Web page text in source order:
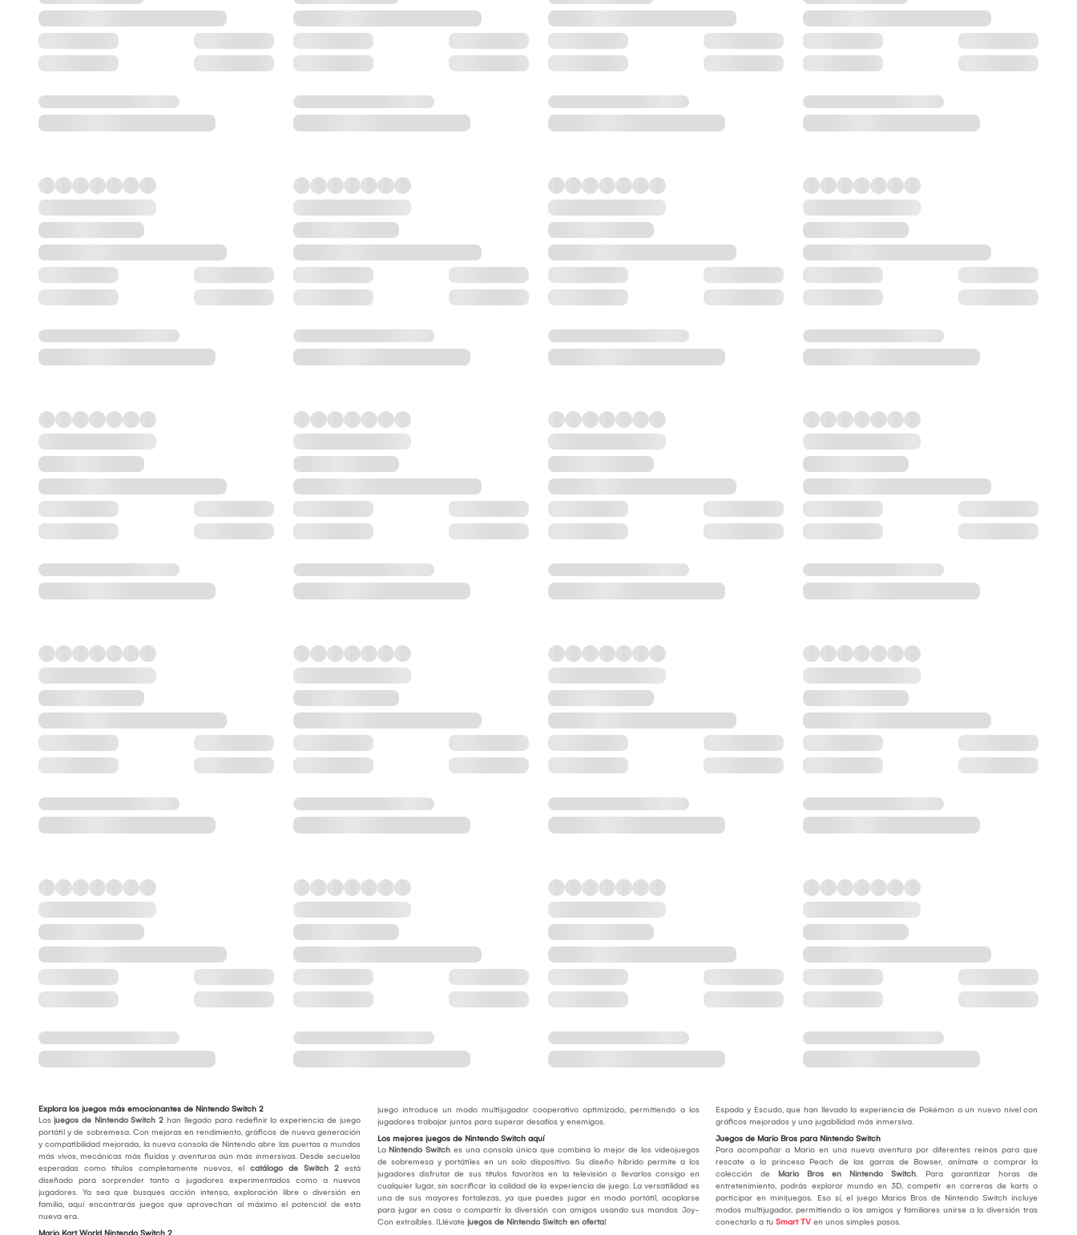
Explora los juegos más emocionantes de Nintendo Switch 2
Los juegos de Nintendo Switch 2 han llegado para redefinir la experiencia de juego
portátil y de sobremesa. Con mejoras en rendimiento, gráficos de nueva generación
y compatibilidad mejorada, la nueva consola de Nintendo abre las puertas a mundos
más vivos, mecánicas más fluidas y aventuras aún más inmersivas. Desde secuelas
esperadas como títulos completamente nuevos, el catálogo de Switch 2 está
diseñado para sorprender tanto a jugadores experimentados como a nuevos
jugadores. Ya sea que busques acción intensa, exploración libre o diversión en
familia, aquí encontrarás juegos que aprovechan al máximo el potencial de esta
nueva era.
juego introduce un modo multijugador cooperativo optimizado, permitiendo a los
jugadores trabajar juntos para superar desafíos y enemigos.
Los mejores juegos de Nintendo Switch aquí
La Nintendo Switches una consola única que combina lo mejor de los videojuegos
de sobremesa y portátiles en un solo dispositivo. Su diseño híbrido permite a los
jugadores disfrutar de sus títulos favoritos en la televisión o llevarlos consigo en
cualquier lugar, sin sacrificar la calidad de la experiencia de juego. La versatilidad es
una de sus mayores fortalezas, ya que puedes jugar en modo portátil, acoplarse
para jugar en casa o compartir la diversión con amigos usando sus mandos Joy-
Con extraíbles. ¡Llévate juegos de Nintendo Switch en oferta!
Espada y Escudo, que han llevado la experiencia de Pokémon a un nuevo nivel con
gráficos mejorados y una jugabilidad más inmersiva.
Juegos de Mario Bros para Nintendo Switch
Para acompañar a Mario en una nueva aventura por diferentes reinos para que
rescate a la princesa Peach de las garras de Bowser, anímate a comprar la
colección de
Mario Bros en Nintendo Switch. Para garantizar horas de
entretenimiento, podrás explorar mundo en 3D, competir en carreras de karts o
participar en minijuegos. Eso sí, el juego Marios Bros de Nintendo Switch incluye
modos multijugador, permitiendo a los amigos y familiares unirse a la diversión tras
conectarlo a tu Smart TV en unos simples pasos.